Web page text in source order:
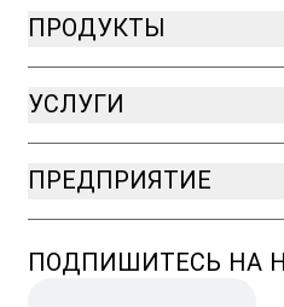
ПРОДУКТЫ
УСЛУГИ
ПРЕДПРИЯТИЕ
ПОДПИШИТЕСЬ НА